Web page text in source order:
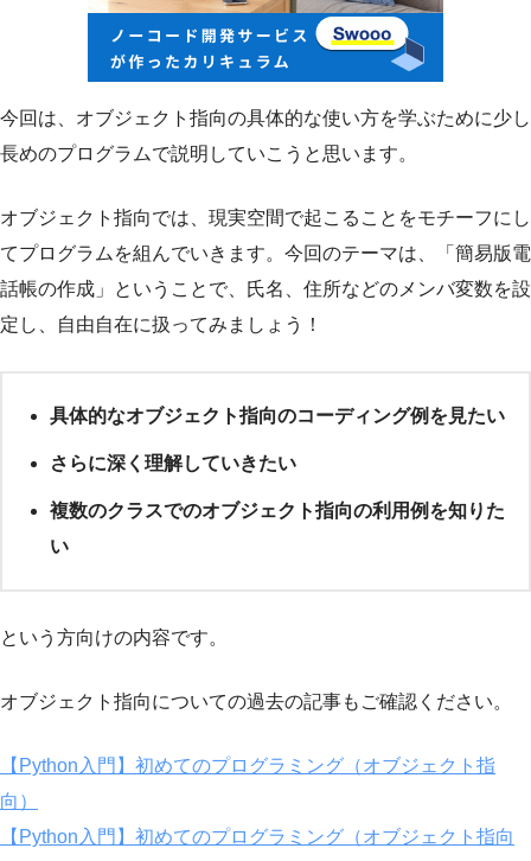
今回は、オブジェクト指向の具体的な使い方を学ぶために少し
長めのプログラムで説明していこうと思います。
オブジェクト指向では、現実空間で起こることをモチーフにし
てプログラムを組んでいきます。今回のテーマは、「簡易版電
話帳の作成」ということで、氏名、住所などのメンバ変数を設
定し、自由自在に扱ってみましょう！
具体的なオブジェクト指向のコーディング例を見たい
さらに深く理解していきたい
複数のクラスでのオブジェクト指向の利用例を知りた
い
という方向けの内容です。
オブジェクト指向についての過去の記事もご確認ください。
【Python入門】初めてのプログラミング（オブジェクト指
向）
【Python入門】初めてのプログラミング（オブジェクト指向